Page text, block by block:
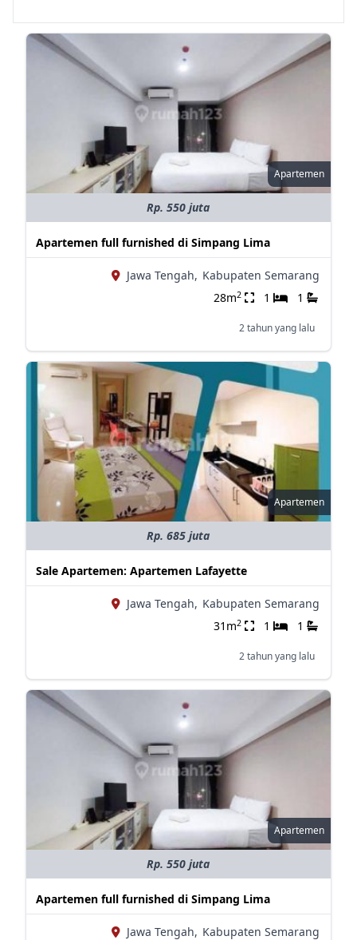
Apartemen
Rp. 550 juta
Apartemen full furnished di Simpang Lima
Jawa Tengah, Kabupaten Semarang
28m2 1 1
2 tahun yang lalu
Apartemen
Rp. 685 juta
Sale Apartemen: Apartemen Lafayette
Jawa Tengah, Kabupaten Semarang
31m2 1 1
2 tahun yang lalu
Apartemen
Rp. 550 juta
Apartemen full furnished di Simpang Lima
Jawa Tengah, Kabupaten Semarang